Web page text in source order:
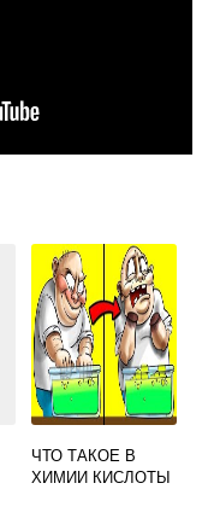
ЧТО ТАКОЕ В
ХИМИИ КИСЛОТЫ